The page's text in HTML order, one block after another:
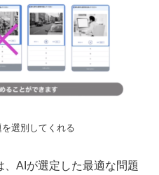
選別してくれる
AIが選定した最適な問題